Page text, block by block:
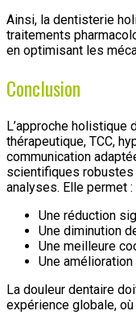
Ainsi, la dentisterie
traitements
en optimisant les
Conclusion
L’approche holistique
thérapeutique, TCC,
communication
scientifiques
analyses. Elle permet :
Une réduction
Une diminution
Une meilleure
Une
La douleur dentaire
expérience globale,